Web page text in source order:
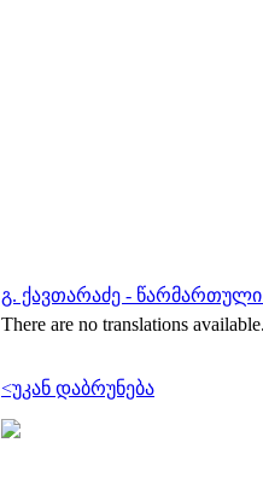
გ. ქავთარაძე -
There are no translations
<უკან დაბრუნება